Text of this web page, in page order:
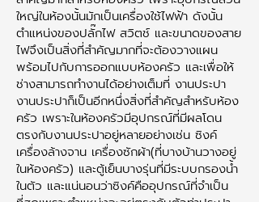
ใหญ่ในห้องนั้นมักเป็นเครื่องใช้ไฟฟ้า ดังนั้น
ตำแหน่งของปลั๊กไฟ สวิตช์ และขนาดของสาย
ไฟจึงเป็นสิ่งที่สำคัญมากที่จะต้องวางแผน
พร้อมไปกับการออกแบบห้องครัว และเพื่อให้
ช่างสามารถทำงานได้อย่างเต็มที่ งานประปา
งานประปาก็เป็นอีกหนึ่งสิ่งที่สำคัญสำหรับห้อง
ครัว เพราะในห้องครัวมีอุปกรณ์ที่มีผลโดน
ตรงกับงานประปาอยู่หลายอย่างเช่น ซิงค์
เครื่องล้างจาน เครื่องซักผ้า(ที่บางบ้านวางอยู่
ในห้องครัว) และตู้เย็นบางรุ่นที่มีระบบกรองน้ำ
ในตัว และแน่นอนว่าซิงค์คืออุปกรณ์ที่จำเป็น